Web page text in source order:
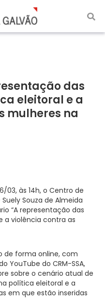
das
eleitoral e a
mulheres na
03, às 14h, o Centro de
Souza de Almeida
“A representação das
a violência contra as
de forma online, com
YouTube do CRM-SSA,
sobre o cenário atual de
política eleitoral e a
em que estão inseridas